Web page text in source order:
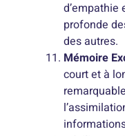
d’empathie
profonde
des autres.
Mémoire
court et à